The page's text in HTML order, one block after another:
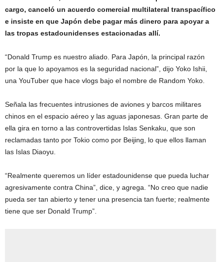
cargo, canceló un acuerdo comercial multilateral transpacífico
e insiste en que Japón debe pagar más dinero para apoyar a
las tropas estadounidenses estacionadas allí.
“Donald Trump es nuestro aliado. Para Japón, la principal razón
por la que lo apoyamos es la seguridad nacional”, dijo Yoko Ishii,
una YouTuber que hace vlogs bajo el nombre de Random Yoko.
Señala las frecuentes intrusiones de aviones y barcos militares
chinos en el espacio aéreo y las aguas japonesas. Gran parte de
ella gira en torno a las controvertidas Islas Senkaku, que son
reclamadas tanto por Tokio como por Beijing, lo que ellos llaman
las Islas Diaoyu.
“Realmente queremos un líder estadounidense que pueda luchar
agresivamente contra China”, dice, y agrega. “No creo que nadie
pueda ser tan abierto y tener una presencia tan fuerte; realmente
tiene que ser Donald Trump”.